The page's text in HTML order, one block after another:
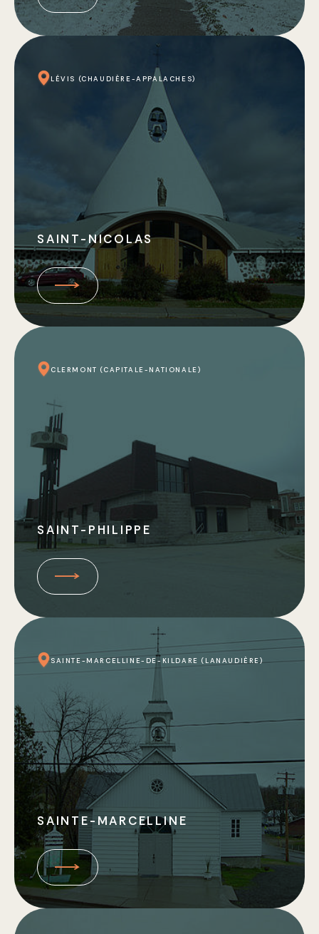
LÉVIS (CHAUDIÈRE-APPALACHES)
SAINT-NICOLAS
CLERMONT (CAPITALE-NATIONALE)
SAINT-PHILIPPE
SAINTE-MARCELLINE-DE-KILDARE (LANAUDIÈRE)
SAINTE-MARCELLINE